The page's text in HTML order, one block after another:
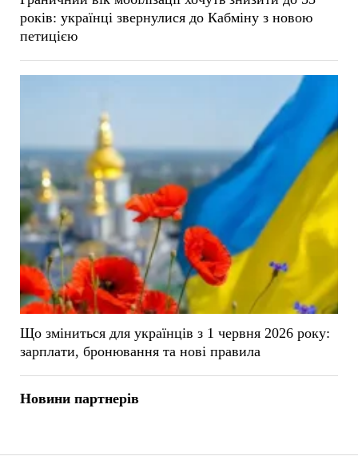
років: українці звернулися до Кабміну з новою
петицією
Що зміниться для українців з 1 червня 2026 року:
зарплати, бронювання та нові правила
Новини партнерів